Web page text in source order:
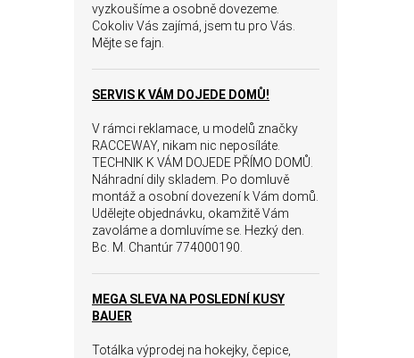
vyzkoušíme a osobně dovezeme.
Cokoliv Vás zajímá, jsem tu pro Vás.
Mějte se fajn.
SERVIS K VÁM DOJEDE DOMŮ!
V rámci reklamace, u modelů značky
RACCEWAY, nikam nic neposíláte.
TECHNIK K VÁM DOJEDE PŘÍMO DOMŮ.
Náhradní dily skladem. Po domluvě
montáž a osobní dovezení k Vám domů.
Udělejte objednávku, okamžitě Vám
zavoláme a domluvíme se. Hezký den.
Bc. M. Chantúr 774000190.
MEGA SLEVA NA POSLEDNÍ KUSY
BAUER
Totálka výprodej na hokejky, čepice,